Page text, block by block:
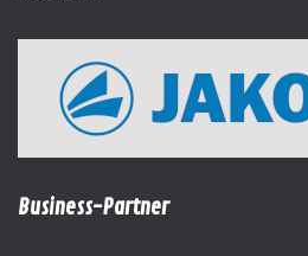
Business-Partner